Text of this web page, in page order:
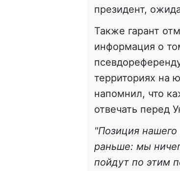
президент,
Также гарант
информация о
территориях на
напомнил, что
отвечать перед
"Позиция нашего
раньше: мы
пойдут по этим